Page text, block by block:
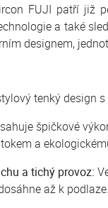
FUJI patří již
a také
designem,
tenký design
špičkové
a
a tichý provoz:
až k podlaze.